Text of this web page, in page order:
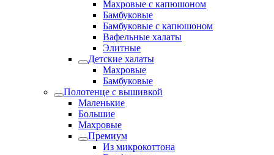
Махровые с капюшоном
Бамбуковые
Бамбуковые с капюшоном
Вафельные халаты
Элитные
Детские халаты
Махровые
Бамбуковые
Полотенце с вышивкой
Маленькие
Большие
Махровые
Премиум
Из микрокоттона